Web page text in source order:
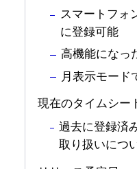
スマートフォ
に登録可能
高機能になっ
月表示モード
現在のタイムシー
過去に登録済
取り扱いにつ